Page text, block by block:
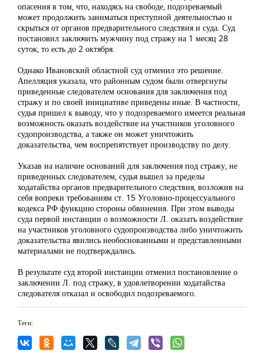
опасения в том, что, находясь на свободе, подозреваемый
может продолжить заниматься преступной деятельностью и
скрыться от органов предварительного следствия и суда. Суд
постановил заключить мужчину под стражу на 1 месяц 28
суток, то есть до 2 октября.
Однако Ивановский областной суд отменил это решение.
Апелляция указала, что районным судом были отвергнуты
приведенные следователем основания для заключения под
стражу и по своей инициативе приведены иные. В частности,
судья пришел к выводу, что у подозреваемого имеется реальная
возможность оказать воздействие на участников уголовного
судопроизводства, а также он может уничтожить
доказательства, чем воспрепятствует производству по делу.
Указав на наличие оснований для заключения под стражу, не
приведенных следователем, судья вышел за пределы
ходатайства органов предварительного следствия, возложив на
себя вопреки требованиям ст. 15 Уголовно-процессуального
кодекса РФ функцию стороны обвинения. При этом выводы
суда первой инстанции о возможности Л. оказать воздействие
на участников уголовного судопроизводства либо уничтожить
доказательства явились необоснованными и представленными
материалами не подтверждались.
В результате суд второй инстанции отменил постановление о
заключении Л. под стражу, в удовлетворении ходатайства
следователя отказал и освободил подозреваемого.
Теги: